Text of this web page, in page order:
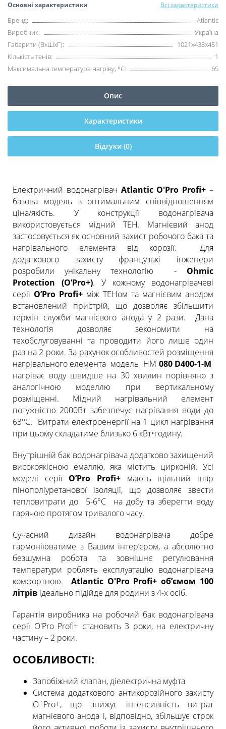
Основні характеристики Всі характеристики
Бренд:
Atlantic
Виробник:
Україна
Габарити (ВхШхГ):
1021х433х451
Кількість тенів:
1
Максимальна температура нагріву, °С:
65
Опис
Характеристики
Відгуки (0)
Електричний водонагрівач Atlantic O'Pro Profi+–
базова модель з оптимальним співвідношенням
ціна/якість. У конструкції водонагрівача
використовується мідний ТЕН. Магнієвий анод
застосовується як основний захист робочого бака та
нагрівального елемента від корозії. Для
додаткового захисту французькі інженери
розробили унікальну технологію - Ohmic
Protection (O’Pro+). У кожному водонагрівачеві
серії O’Pro Profi+ між ТЕНом та магнієвим анодом
встановлений пристрій, що дозволяє збільшити
термін служби магнієвого анода у 2 рази. Дана
технологія дозволяє зекономити на
техобслуговуванні та проводити його лише один
раз на 2 роки. За рахунок особливостей розміщення
нагрівального елемента модель HM 080 D400-1-M
нагріває воду швидше на 30 хвилин порівняно з
аналогічною моделлю при вертикальному
розміщенні. Мідний нагрівальний елемент
потужністю 2000Вт забезпечує нагрівання води до
63°C. Витрати електроенергії на 1 цикл нагрівання
при цьому складатиме близько 6 кВт•годину.
Внутрішній бак водонагрівача додатково захищений
високоякісною емаллю, яка містить цирконій. Усі
моделі серії O’Pro Profi+ мають щільний шар
пінополіуретанової ізоляції, що дозволяє звести
тепловитрати до 5-6°C на добу та зберегти воду
гарячою протягом тривалого часу.
Сучасний дизайн водонагрівача добре
гармоніюватиме з Вашим інтер’єром, а абсолютно
безшумна робота та зовнішнє регулювання
температури роблять експлуатацію водонагрівача
комфортною. Atlantic O'Pro Profi+ об’ємом 100
літрів ідеально підійде для родини з 4-х осіб.
Гарантія виробника на робочий бак водонагрівача
серії O'Pro Profi+ становить 3 роки, на електричну
частину – 2 роки.
ОСОБЛИВОСТІ:
Запобіжний клапан, діелектрична муфта
Система додаткового антикорозійного захисту
O`Pro+, що знижує інтенсивність витрат
магнієвого анода і, відповідно, збільшує строк